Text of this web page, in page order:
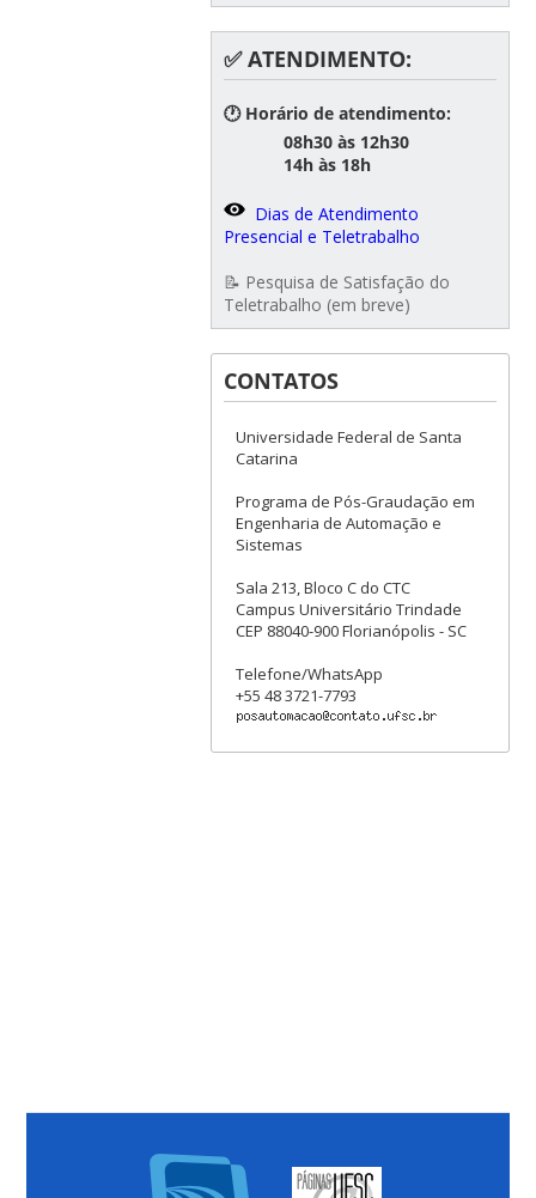
✅ ATENDIMENTO:
🕐 Horário de atendimento:
08h30 às 12h30
14h às 18h
Dias de Atendimento
Presencial e Teletrabalho
📝 Pesquisa de Satisfação do
Teletrabalho (em breve)
CONTATOS
Universidade Federal de Santa
Catarina
Programa de Pós-Graudação em
Engenharia de Automação e
Sistemas
Sala 213, Bloco C do CTC
Campus Universitário Trindade
CEP 88040-900 Florianópolis - SC
Telefone/WhatsApp
+55 48 3721-7793